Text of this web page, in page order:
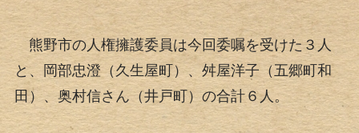
熊野市の人権擁護委員は今回委嘱を受けた３人
と、岡部忠澄（久生屋町）、舛屋洋子（五郷町和
田）、奥村信さん（井戸町）の合計６人。